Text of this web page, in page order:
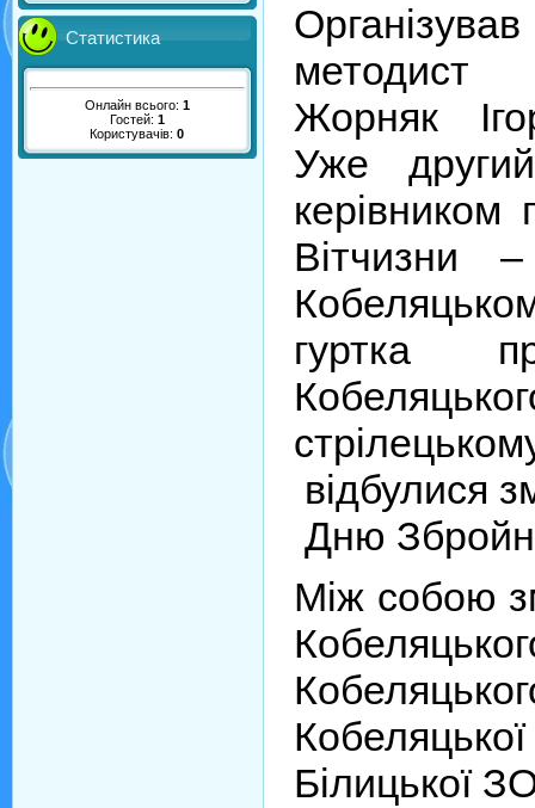
Статистика
Онлайн всього: 1
Гостей: 1
Користувачів:0
методист
Жорняк
Уже
керівником
Вітчизни
гуртка
відбулися
Дню
Між собою
Білицької